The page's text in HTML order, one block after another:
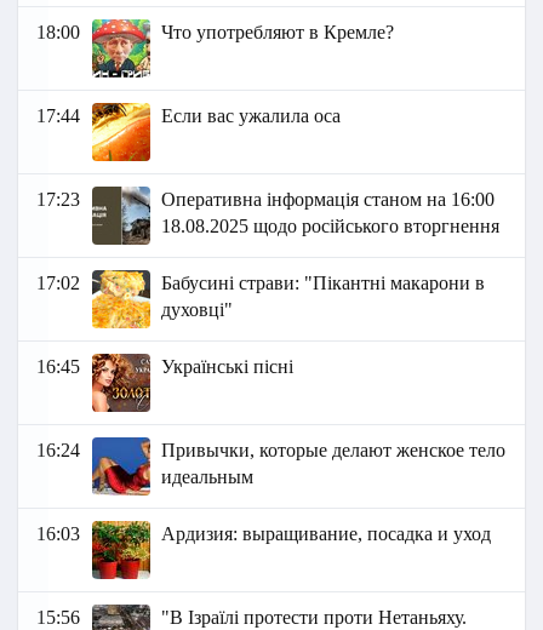
18:00 Что употребляют в Кремле?
17:44 Если вас ужалила оса
17:23
Оперативна інформація станом на 16:00
18.08.2025 щодо російського вторгнення
17:02
Бабусині страви: "Пікантні макарони в
духовці"
16:45 Українські пісні
16:24
Привычки, которые делают женское тело
идеальным
16:03 Ардизия: выращивание, посадка и уход
15:56
"В Ізраїлі протести проти Нетаньяху.